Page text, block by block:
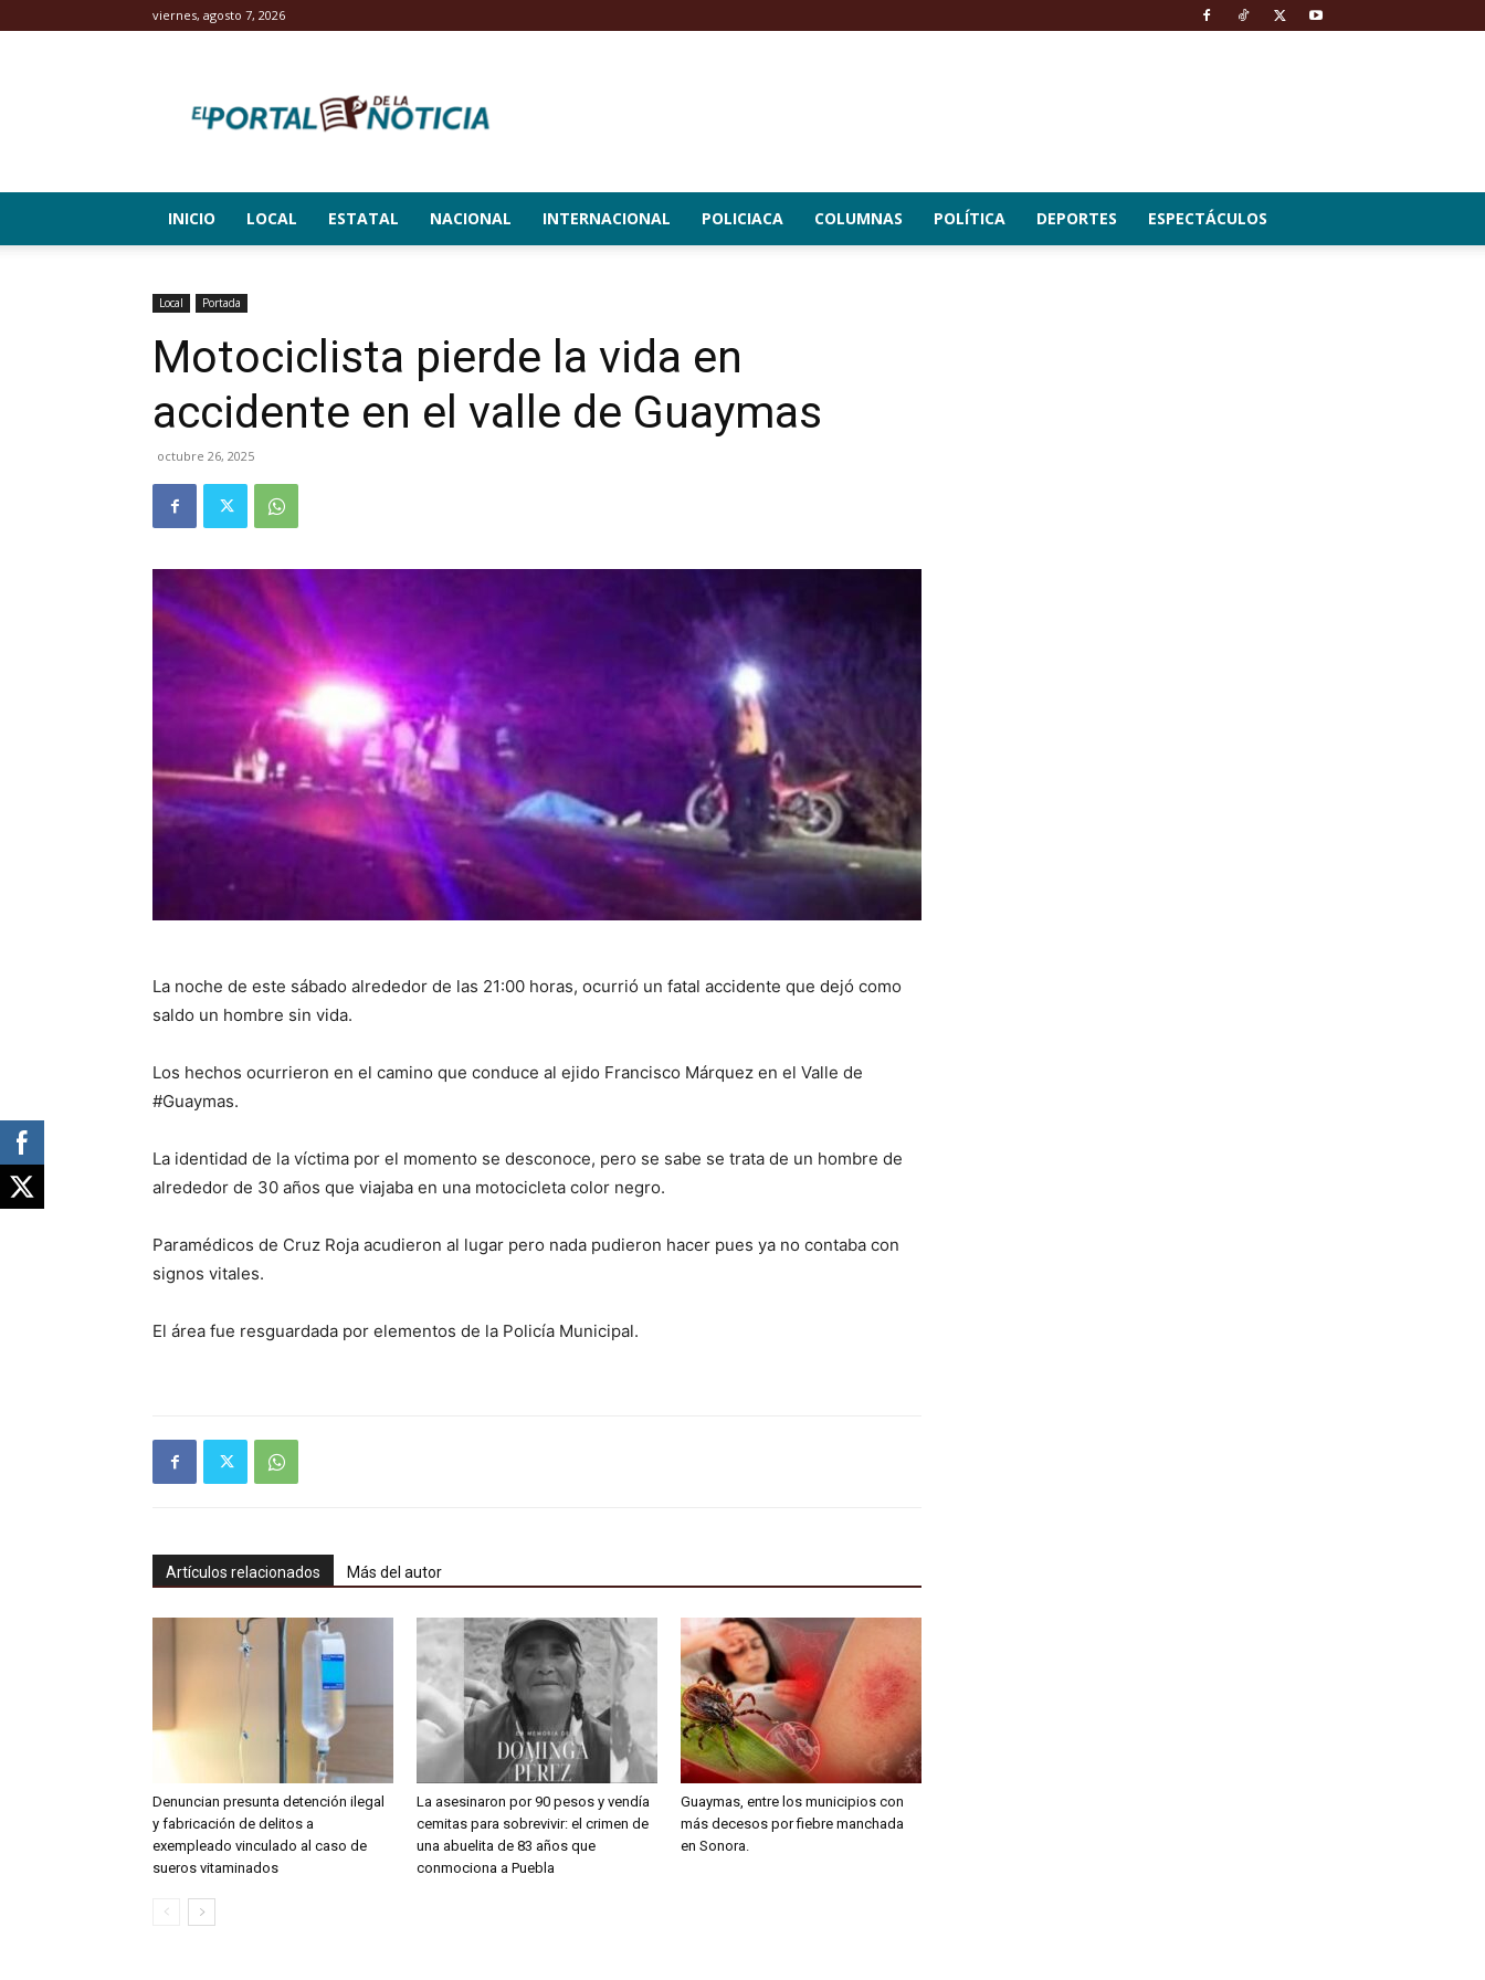
viernes, agosto 7, 2026
Portal
de
INICIO LOCAL ESTATAL NACIONAL INTERNACIONAL POLICIACA COLUMNAS POLÍTICA DEPORTES ESPECTÁCULOS
Local Portada
Motociclista pierde la vida en
accidente en el valle de Guaymas
octubre 26, 2025
La noche de este sábado alrededor de las 21:00 horas, ocurrió un fatal accidente que dejó como
saldo un hombre sin vida.
Los hechos ocurrieron en el camino que conduce al ejido Francisco Márquez en el Valle de
#Guaymas.
La identidad de la víctima por el momento se desconoce, pero se sabe se trata de un hombre de
alrededor de 30 años que viajaba en una motocicleta color negro.
Paramédicos de Cruz Roja acudieron al lugar pero nada pudieron hacer pues ya no contaba con
signos vitales.
El área fue resguardada por elementos de la Policía Municipal.
Artículos relacionados Más del autor
Denuncian presunta detención ilegal
y fabricación de delitos a
exempleado vinculado al caso de
sueros vitaminados
La asesinaron por 90 pesos y vendía
cemitas para sobrevivir: el crimen de
una abuelita de 83 años que
conmociona a Puebla
Guaymas, entre los municipios con
más decesos por fiebre manchada
en Sonora.